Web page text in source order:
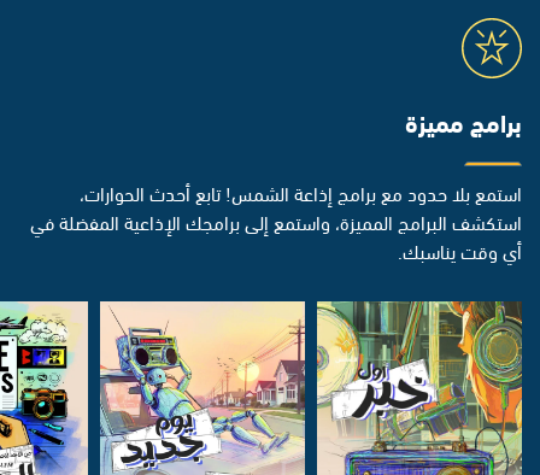
برامج مميزة
استمع بلا حدود مع برامج إذاعة الشمس! تابع أحدث الحوارات،
استكشف البرامج المميزة، واستمع إلى برامجك الإذاعية المفضلة في
أي وقت يناسبك.